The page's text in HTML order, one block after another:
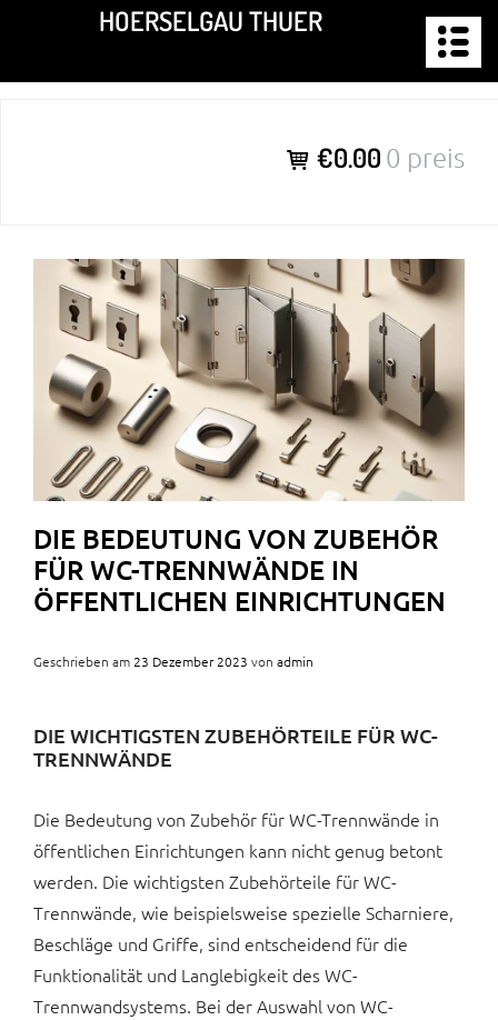
springen
HOERSELGAU THUER
€0.00 0 preis
DIE BEDEUTUNG VON ZUBEHÖR
FÜR WC-TRENNWÄNDE IN
ÖFFENTLICHEN EINRICHTUNGEN
Geschrieben am 23 Dezember 2023 von admin
DIE WICHTIGSTEN ZUBEHÖRTEILE FÜR WC-
TRENNWÄNDE
Die Bedeutung von Zubehör für WC-Trennwände in
öffentlichen Einrichtungen kann nicht genug betont
werden. Die wichtigsten Zubehörteile für WC-
Trennwände, wie beispielsweise spezielle Scharniere,
Beschläge und Griffe, sind entscheidend für die
Funktionalität und Langlebigkeit des WC-
Trennwandsystems. Bei der Auswahl von WC-